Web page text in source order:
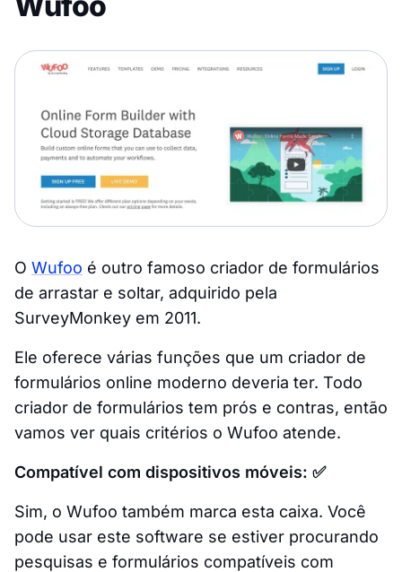
O Wufoo é outro famoso criador de formulários
de arrastar e soltar, adquirido pela
SurveyMonkey em 2011.
Ele oferece várias funções que um criador de
formulários online moderno deveria ter. Todo
criador de formulários tem prós e contras, então
vamos ver quais critérios o Wufoo atende.
Compatível com dispositivos móveis: ✅
Sim, o Wufoo também marca esta caixa. Você
pode usar este software se estiver procurando
pesquisas e formulários compatíveis com